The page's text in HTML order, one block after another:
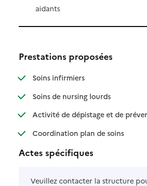
aidants
Prestations proposées
Soins infirmiers: disponible
: non disponible
Soins de nursing lourds: disponible
: non disponible
Activité de dépistage et de
Coordination plan de soins: disponible
: non
Actes spécifiques
Veuillez contacter la structure